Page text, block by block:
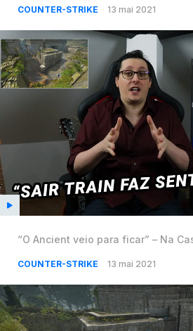
COUNTER-STRIKE 13 mai 2021
“O Ancient veio para ficar” – Na
COUNTER-STRIKE 13 mai 2021